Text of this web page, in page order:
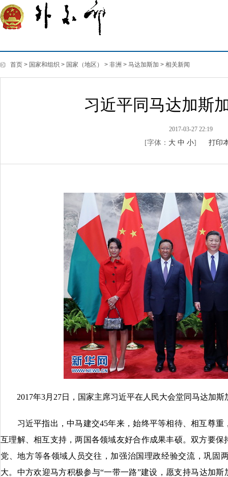
首页 > 国家和组织 > 国家（地区） > 非洲 > 马达加斯加 > 相关新闻
习近平同马达加斯
2017-03-27 22:19
[字体： 大 中 小] 打印
2017年3月27日，国家主席习近平在人民大会堂同马达加斯
习近平指出，中马建交45年来，始终平等相待、相互尊重
互理解、相互支持，两国各领域友好合作成果丰硕。双方要
党、地方等各领域人员交往，加强治国理政经验交流，巩固
大。中方欢迎马方积极参与“一带一路”建设，愿支持马达加